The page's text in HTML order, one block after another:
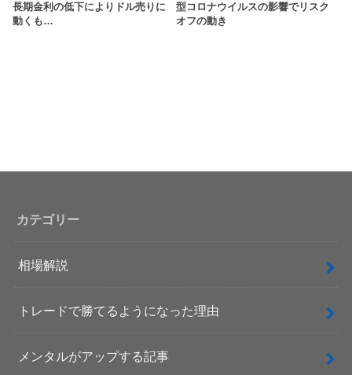
長期金利の低下によりドル売りに
動くも…
型コロナウイルスの影響でリスク
オフの動き
カテゴリー
相場解説
トレードで勝てるようになった理由
メンタルがアップする記事